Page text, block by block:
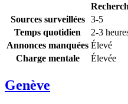
Sources surveillées
3-5
Temps quotidien
2-3
Annonces manquées Élevé
Charge mentale
Élevée
Genève